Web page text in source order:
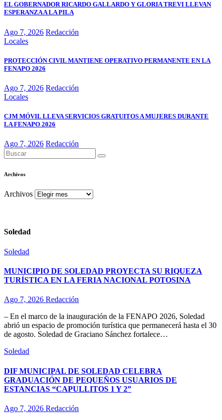
EL GOBERNADOR RICARDO GALLARDO Y GLORIA TREVI LLEVAN
ESPERANZA A LA PILA
Ago 7, 2026 Redacción
Locales
PROTECCIÓN CIVIL MANTIENE OPERATIVO PERMANENTE EN LA
FENAPO 2026
Ago 7, 2026 Redacción
Locales
CJM MÓVIL LLEVA SERVICIOS GRATUITOS A MUJERES DURANTE
LA FENAPO 2026
Ago 7, 2026 Redacción
Archivos
Archivos
Soledad
Soledad
MUNICIPIO DE SOLEDAD PROYECTA SU RIQUEZA
TURÍSTICA EN LA FERIA NACIONAL POTOSINA
Ago 7, 2026 Redacción
– En el marco de la inauguración de la FENAPO 2026, Soledad
abrió un espacio de promoción turística que permanecerá hasta el 30
de agosto. Soledad de Graciano Sánchez fortalece…
Soledad
DIF MUNICIPAL DE SOLEDAD CELEBRA
GRADUACIÓN DE PEQUEÑOS USUARIOS DE
ESTANCIAS “CAPULLITOS 1 Y 2”
Ago 7, 2026 Redacción